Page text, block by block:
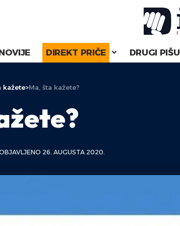
DIREKT PRIČE DRUGI PIŠU
kažete>Ma, šta kažete?
26. AUGUSTA 2020.